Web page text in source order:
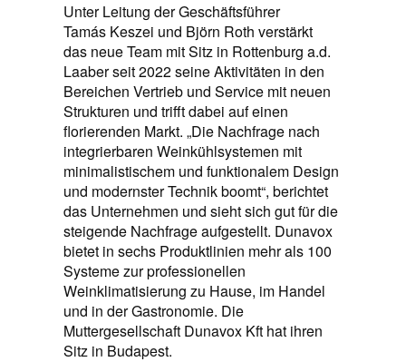
Unter Leitung der Geschäftsführer
Tamás Keszei und Björn Roth verstärkt
das neue Team mit Sitz in Rottenburg a.d.
Laaber seit 2022 seine Aktivitäten in den
Bereichen Vertrieb und Service mit neuen
Strukturen und trifft dabei auf einen
florierenden Markt. „Die Nachfrage nach
integrierbaren Weinkühlsystemen mit
minimalistischem und funktionalem Design
und modernster Technik boomt“, berichtet
das Unternehmen und sieht sich gut für die
steigende Nachfrage aufgestellt. Dunavox
bietet in sechs Produktlinien mehr als 100
Systeme zur professionellen
Weinklimatisierung zu Hause, im Handel
und in der Gastronomie. Die
Muttergesellschaft Dunavox Kft hat ihren
Sitz in Budapest.